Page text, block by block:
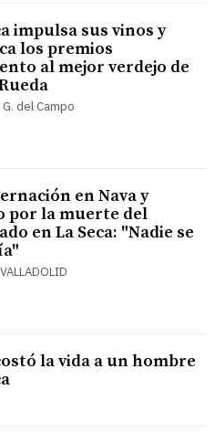
impulsa sus vinos y
los premios
al mejor verdejo de
del Campo
en Nava y
por la muerte del
en La Seca: "Nadie se
la vida a un hombre